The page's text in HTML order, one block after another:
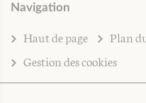
Navigation
Haut de page Plan
Gestion des cookies